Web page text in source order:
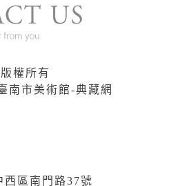
權所有
南市美術館-典藏網
西區南門路37號